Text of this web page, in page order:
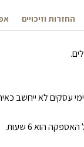
החזרות וזיכויים
הוא 6 שעות.